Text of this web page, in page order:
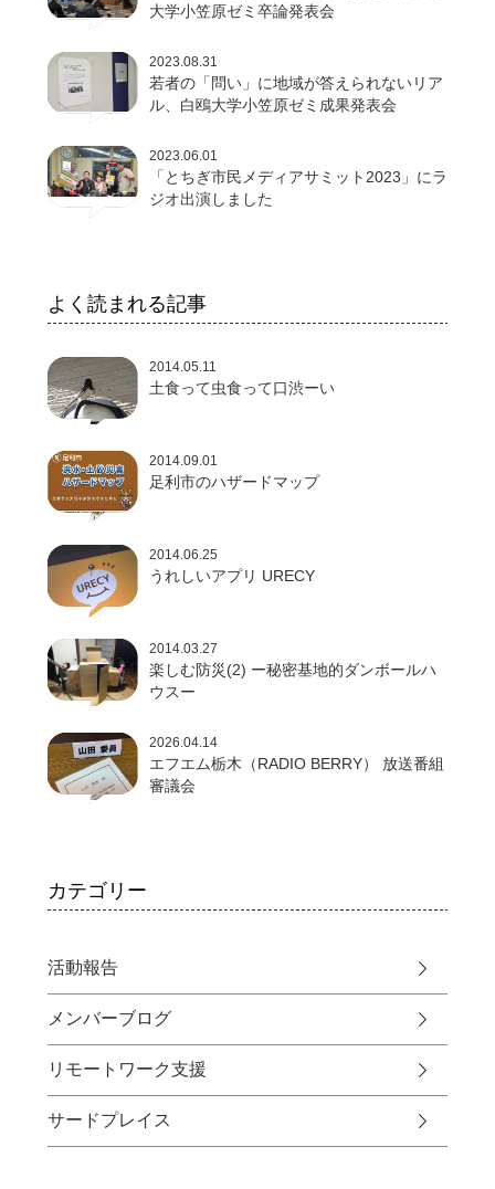
大学小笠原ゼミ卒論発表会
2023.08.31
若者の「問い」に地域が答えられないリア
ル、白鴎大学小笠原ゼミ成果発表会
2023.06.01
「とちぎ市民メディアサミット2023」にラ
ジオ出演しました
よく読まれる記事
2014.05.11
土食って虫食って口渋ーい
2014.09.01
足利市のハザードマップ
2014.06.25
うれしいアプリ URECY
2014.03.27
楽しむ防災(2) ー秘密基地的ダンボールハ
ウスー
2026.04.14
エフエム栃木（RADIO BERRY） 放送番組
審議会
カテゴリー
活動報告
メンバーブログ
リモートワーク支援
サードプレイス